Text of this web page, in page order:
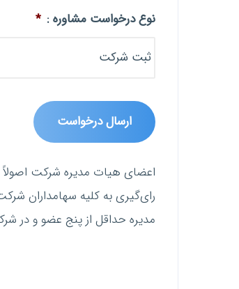
نوع درخواست مشاوره : *
اعضای هیات مدیره شرکت اصولاً
رای‌گیری به کلیه سهامداران
مدیره حداقل از پنج عضو و